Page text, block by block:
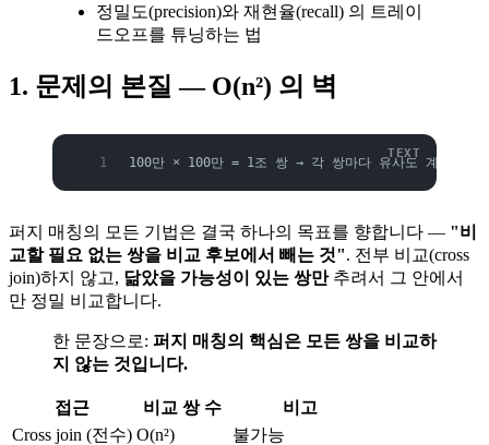
정밀도(precision)와 재현율(recall) 의 트레이
드오프를 튜닝하는 법
1. 문제의 본질 — O(n²) 의 벽
100만 × 100만 = 1조 쌍 → 각 쌍마다 유사도 계산 → 현
퍼지 매칭의 모든 기법은 결국 하나의 목표를 향합니다 — "비
교할 필요 없는 쌍을 비교 후보에서 빼는 것". 전부 비교(cross
join)하지 않고, 닮았을 가능성이 있는 쌍만추려서 그 안에서
만 정밀 비교합니다.
한 문장으로: 퍼지 매칭의 핵심은 모든 쌍을 비교하
지 않는 것입니다.
접근 비교 쌍 수
비고
Cross join (전수) O(n²)
불가능